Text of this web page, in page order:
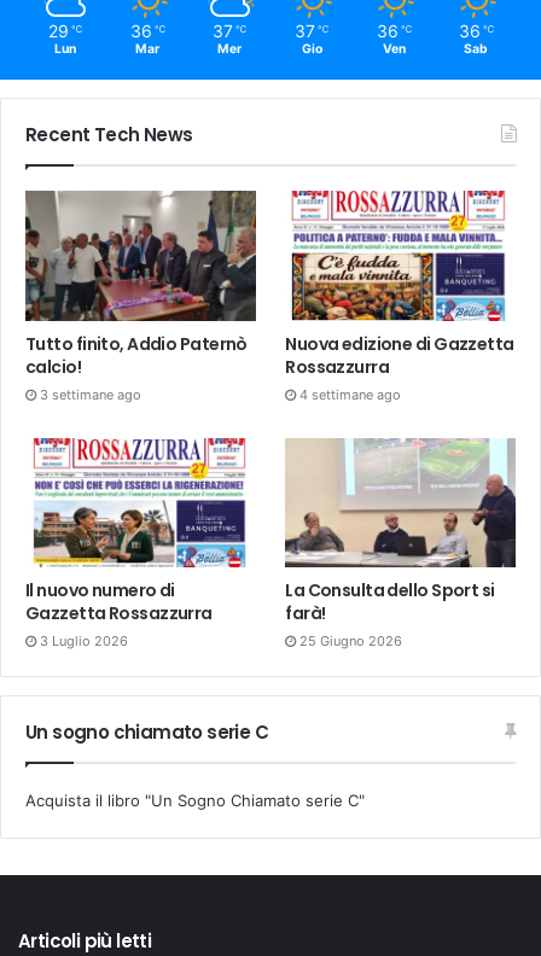
29 ℃
Lun
36 ℃
Mar
37 ℃
Mer
37 ℃
Gio
36 ℃
Ven
36 ℃
Sab
Recent Tech News
Tutto finito, Addio Paternò
calcio!
3 settimane ago
Nuova edizione di Gazzetta
Rossazzurra
4 settimane ago
Il nuovo numero di
Gazzetta Rossazzurra
3 Luglio 2026
La Consulta dello Sport si
farà!
25 Giugno 2026
Un sogno chiamato serie C
Acquista il libro "Un Sogno Chiamato serie C"
Articoli più letti